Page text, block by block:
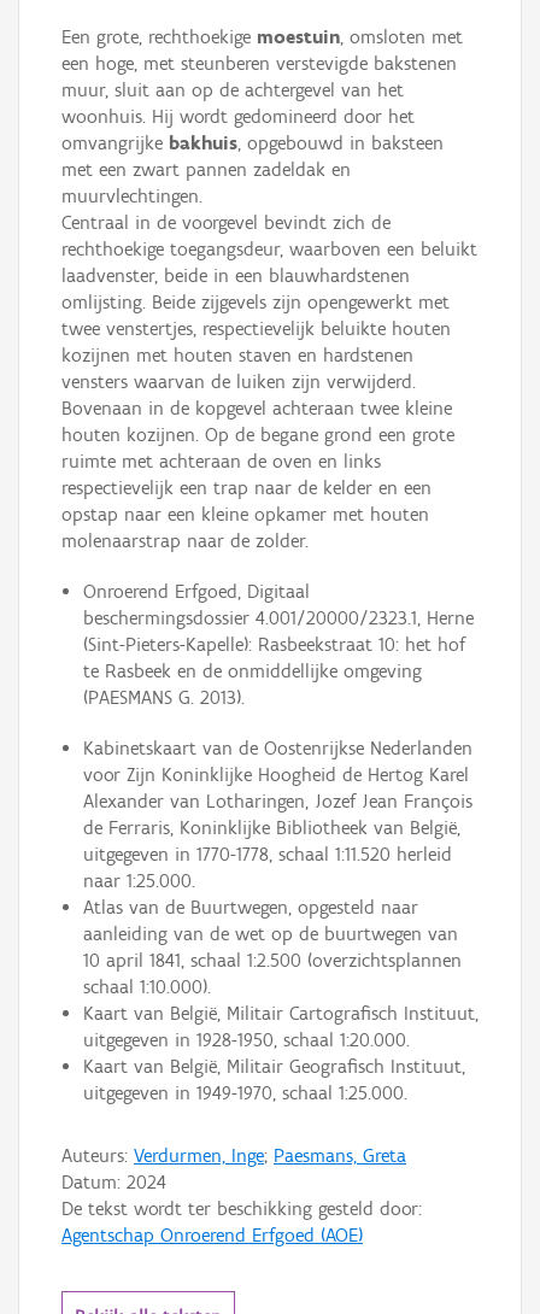
Een grote, rechthoekige moestuin, omsloten met
een hoge, met steunberen verstevigde bakstenen
muur, sluit aan op de achtergevel van het
woonhuis. Hij wordt gedomineerd door het
omvangrijke bakhuis, opgebouwd in baksteen
met een zwart pannen zadeldak en
muurvlechtingen.
Centraal in de voorgevel bevindt zich de
rechthoekige toegangsdeur, waarboven een beluikt
laadvenster, beide in een blauwhardstenen
omlijsting. Beide zijgevels zijn opengewerkt met
twee venstertjes, respectievelijk beluikte houten
kozijnen met houten staven en hardstenen
vensters waarvan de luiken zijn verwijderd.
Bovenaan in de kopgevel achteraan twee kleine
houten kozijnen. Op de begane grond een grote
ruimte met achteraan de oven en links
respectievelijk een trap naar de kelder en een
opstap naar een kleine opkamer met houten
molenaarstrap naar de zolder.
Onroerend Erfgoed, Digitaal
beschermingsdossier 4.001/20000/2323.1, Herne
(Sint-Pieters-Kapelle): Rasbeekstraat 10: het hof
te Rasbeek en de onmiddellijke omgeving
(PAESMANS G. 2013).
Kabinetskaart van de Oostenrijkse Nederlanden
voor Zijn Koninklijke Hoogheid de Hertog Karel
Alexander van Lotharingen, Jozef Jean François
de Ferraris, Koninklijke Bibliotheek van België,
uitgegeven in 1770-1778, schaal 1:11.520 herleid
naar 1:25.000.
Atlas van de Buurtwegen, opgesteld naar
aanleiding van de wet op de buurtwegen van
10 april 1841, schaal 1:2.500 (overzichtsplannen
schaal 1:10.000).
Kaart van België, Militair Cartografisch Instituut,
uitgegeven in 1928-1950, schaal 1:20.000.
Kaart van België, Militair Geografisch Instituut,
uitgegeven in 1949-1970, schaal 1:25.000.
Auteurs: Verdurmen, Inge; Paesmans, Greta
Datum: 2024
De tekst wordt ter beschikking gesteld door:
Agentschap Onroerend Erfgoed (AOE)